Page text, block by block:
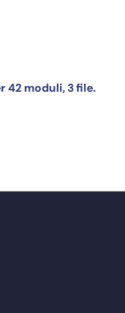
42 moduli, 3 file.